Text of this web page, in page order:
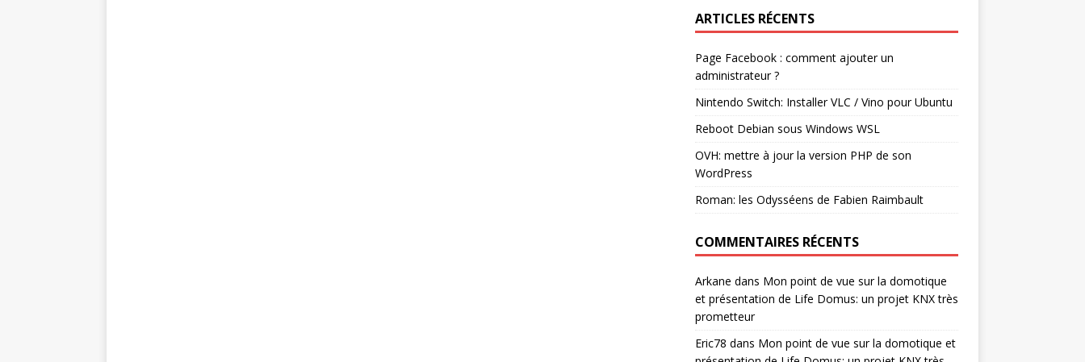
ARTICLES RÉCENTS
Page Facebook : comment ajouter un
administrateur ?
Nintendo Switch: Installer VLC / Vino pour Ubuntu
Reboot Debian sous Windows WSL
OVH: mettre à jour la version PHP de son
WordPress
Roman: les Odysséens de Fabien Raimbault
COMMENTAIRES RÉCENTS
Arkane dans Mon point de vue sur la domotique
et présentation de Life Domus: un projet KNX très
prometteur
Eric78 dans Mon point de vue sur la domotique et